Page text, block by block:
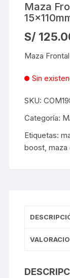
Maza
S/
Maza
Sin
SKU:
Categoría:
Etiquetas:
boost,maza